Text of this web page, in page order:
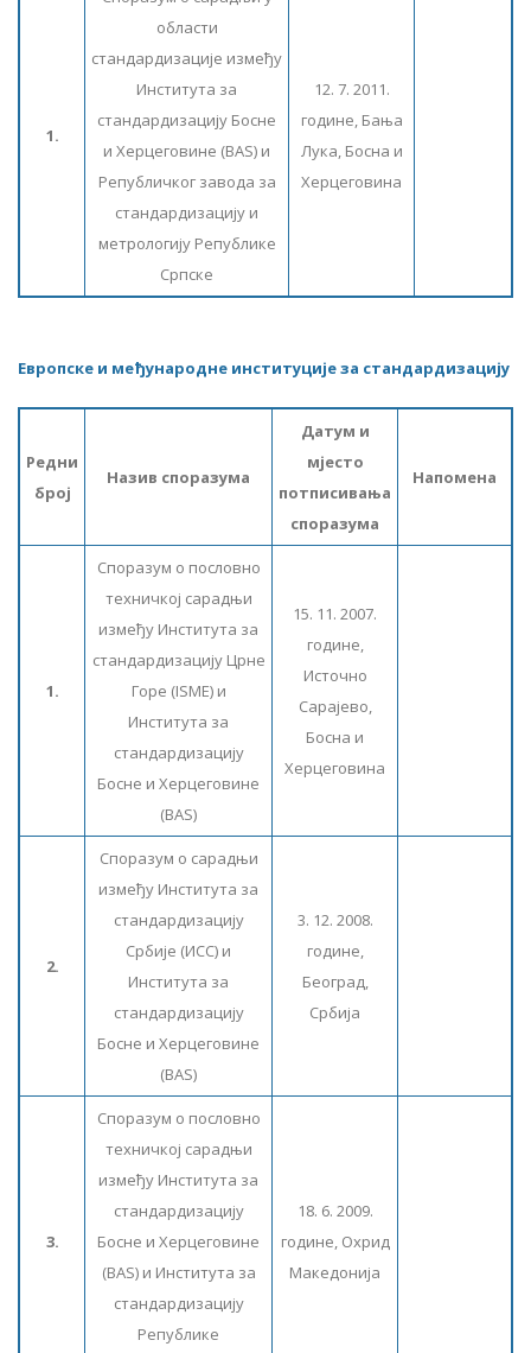
1.
области
стандардизације између
Института за
стандардизацију Босне
и Херцеговине (BAS) и
Републичког завода за
стандардизацију и
метрологију Републике
Српске
12. 7. 2011.
године, Бања
Лука, Босна и
Херцеговина
Европске и међународне институције за стандардизацију
Редни
број
Назив споразума
Датум и
мјесто
потписивања
споразума
Напомена
1.
Споразум о пословно
техничкој сарадњи
између Института за
стандардизацију Црне
Горе (ISME) и
Института за
стандардизацију
Босне и Херцеговине
(BAS)
15. 11. 2007.
године,
Источно
Сарајево,
Босна и
Херцеговина
2.
Споразум о сарадњи
између Института за
стандардизацију
Србије (ИСС) и
Института за
стандардизацију
Босне и Херцеговине
(BAS)
3. 12. 2008.
године,
Београд,
Србија
3.
Споразум о пословно
техничкој сарадњи
између Института за
стандардизацију
Босне и Херцеговине
(BAS) и Института за
стандардизацију
Републике
18. 6. 2009.
године, Охрид
Македонија